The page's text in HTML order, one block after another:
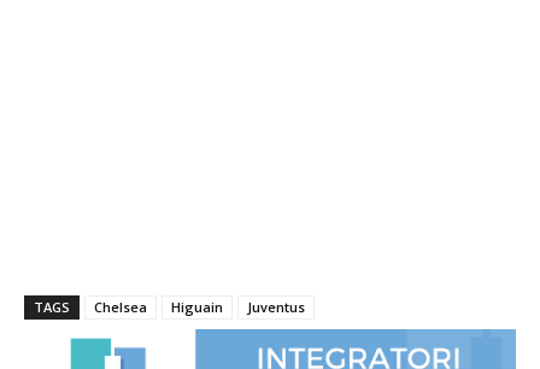
TAGS Chelsea Higuain Juventus